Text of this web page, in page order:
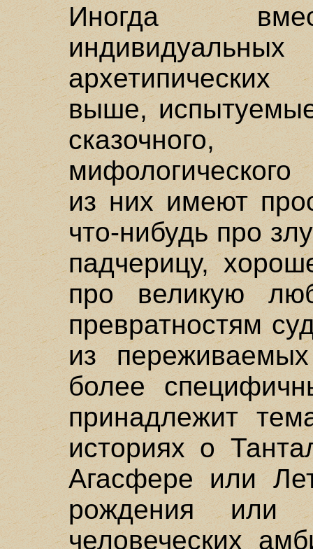
Иногда
выше,
из них имеют
что-нибудь про
падчерицу,
про великую
превратностям
из
более
принадлежит
историях о
Агасфере или
рождения или
человеческих